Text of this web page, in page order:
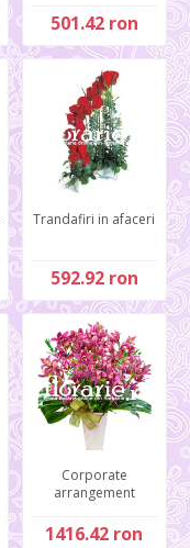
501.42 ron
Trandafiri in afaceri
592.92 ron
Corporate
arrangement
1416.42 ron